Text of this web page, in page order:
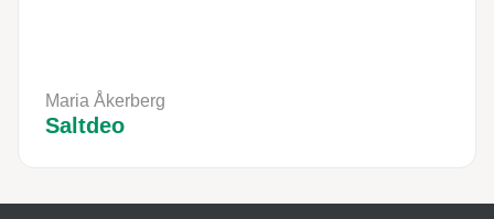
Maria Åkerberg
Saltdeo